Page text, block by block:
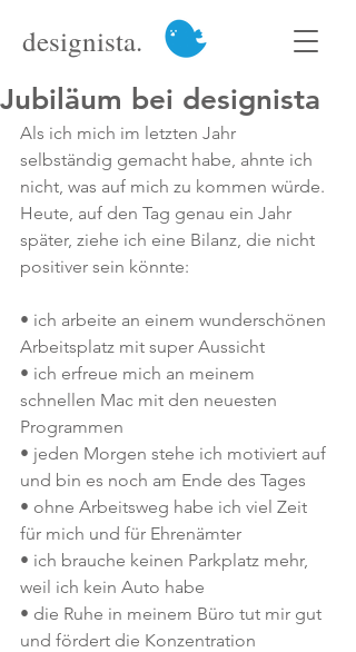
designista.
Jubiläum bei designista
Als ich mich im letzten Jahr
selbständig gemacht habe, ahnte ich
nicht, was auf mich zu kommen würde.
Heute, auf den Tag genau ein Jahr
später, ziehe ich eine Bilanz, die nicht
positiver sein könnte:
• ich arbeite an einem wunderschönen
Arbeitsplatz mit super Aussicht
• ich erfreue mich an meinem
schnellen Mac mit den neuesten
Programmen
• jeden Morgen stehe ich motiviert auf
und bin es noch am Ende des Tages
• ohne Arbeitsweg habe ich viel Zeit
für mich und für Ehrenämter
• ich brauche keinen Parkplatz mehr,
weil ich kein Auto habe
• die Ruhe in meinem Büro tut mir gut
und fördert die Konzentration